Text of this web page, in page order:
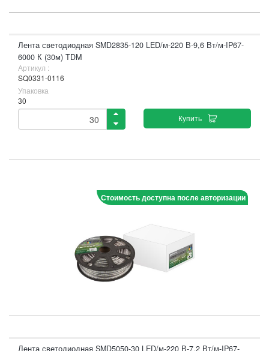
Лента светодиодная SMD2835-120 LED/м-220 В-9,6 Вт/м-IP67-
6000 К (30м) TDM
Артикул :
SQ0331-0116
Упаковка
30
Купить
Стоимость доступна после авторизации
Лента светодиодная SMD5050-30 LED/м-220 В-7,2 Вт/м-IP67-